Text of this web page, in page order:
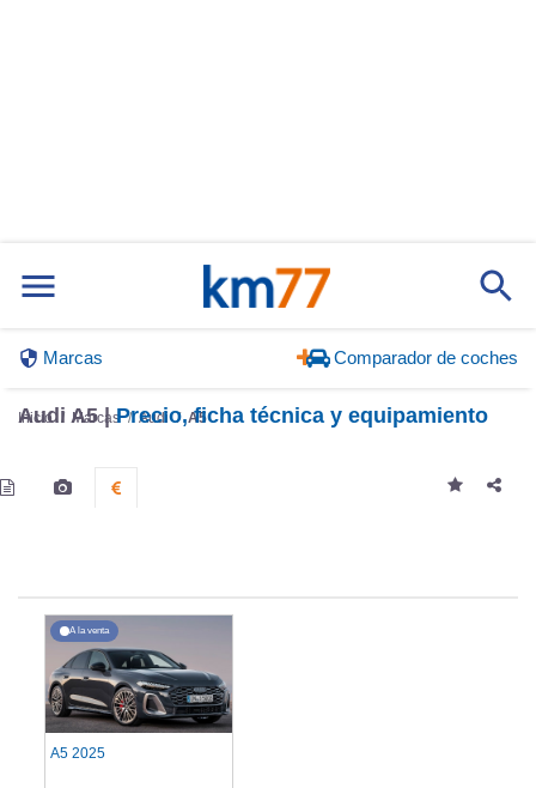
Marcas Comparador de coches
Inicio Marcas Audi A5
Audi A5 |Precio, ficha técnica y equipamiento
A la venta
A5 2025